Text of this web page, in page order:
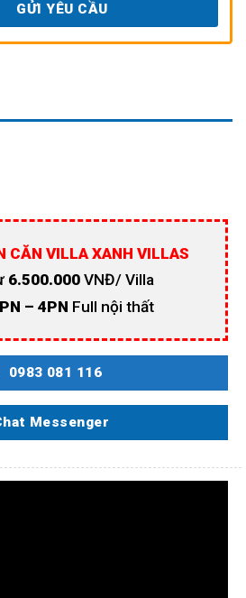
CĂN VILLA XANH VILLAS
6.500.000VNĐ/ Villa
– 4PN Full nội thất
0983 081 116
Messenger